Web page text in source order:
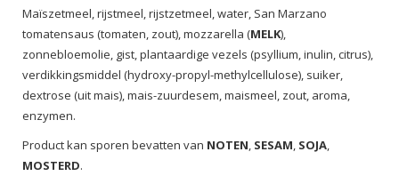
Maïszetmeel, rijstmeel, rijstzetmeel, water, San Marzano
tomatensaus (tomaten, zout), mozzarella (MELK),
zonnebloemolie, gist, plantaardige vezels (psyllium, inulin, citrus),
verdikkingsmiddel (hydroxy-propyl-methylcellulose), suiker,
dextrose (uit mais), mais-zuurdesem, maismeel, zout, aroma,
enzymen.
Product kan sporen bevatten van NOTEN, SESAM, SOJA,
MOSTERD.